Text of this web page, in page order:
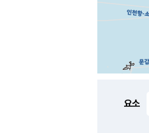
요소